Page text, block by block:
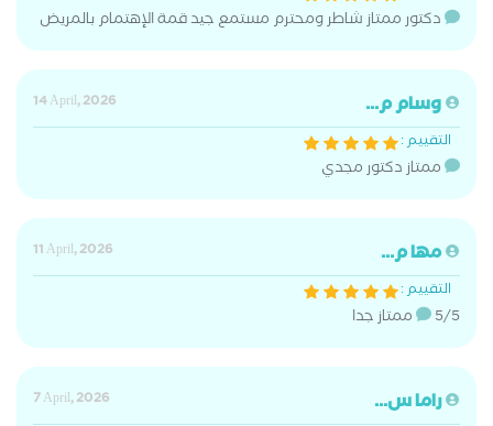
دكتور ممتاز شاطر ومحترم مستمع جيد قمة الإهتمام بالمريض
وسام م...
14 April, 2026
التقييم :
ممتاز دكتور مجدي
مها م...
11 April, 2026
التقييم :
5/5 ممتاز جدا
راما س...
7 April, 2026